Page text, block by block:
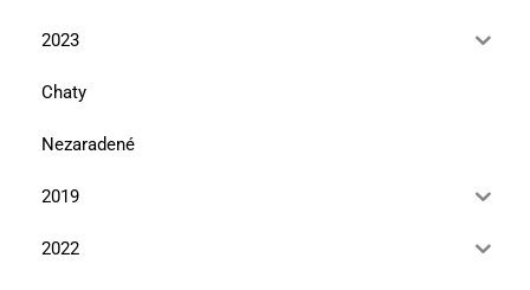
2023
Chaty
Nezaradené
2019
2022